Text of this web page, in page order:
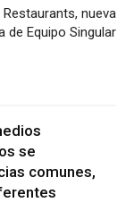
nueva
de Equipo Singular
se
comunes,